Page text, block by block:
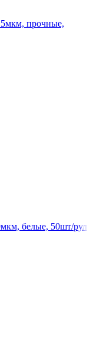
прочные,
белые, 50шт/рул